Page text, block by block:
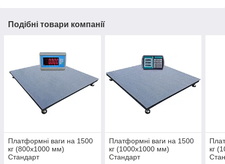
Подібні товари компанії
Платформні ваги на 1500
кг (800х1000 мм)
Стандарт
Платформні ваги на 1500
кг (1000х1000 мм)
Стандарт
кг